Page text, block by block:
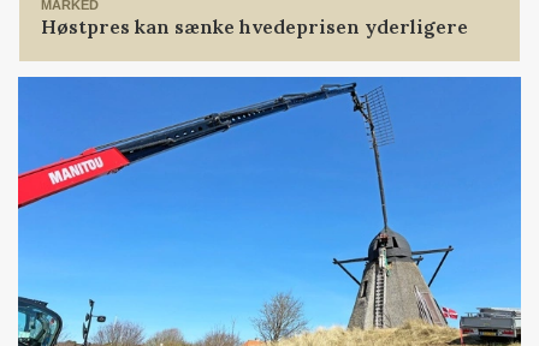
MARKED
Høstpres kan sænke hvedeprisen yderligere